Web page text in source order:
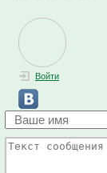
Войти